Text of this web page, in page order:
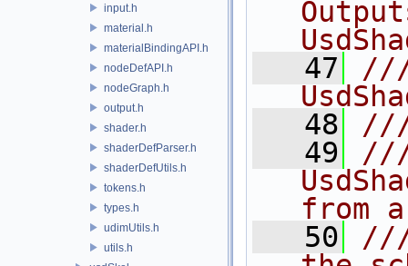
input.h
material.h
materialBindingAPI.h
nodeDefAPI.h
nodeGraph.h
output.h
shader.h
shaderDefParser.h
shaderDefUtils.h
tokens.h
types.h
udimUtils.h
utils.h
   47
///
   48
   49
///
from
   50
///